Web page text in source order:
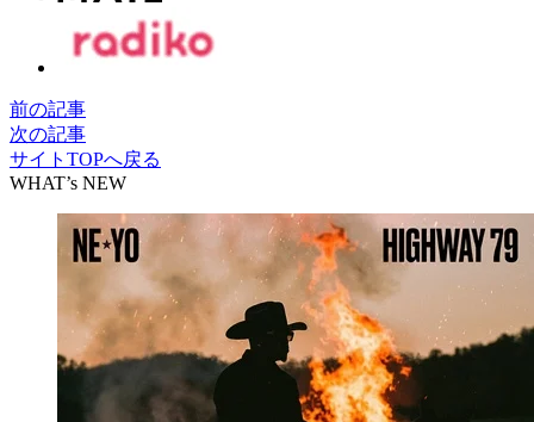
前の記事
次の記事
サイトTOPへ戻る
WHAT’s NEW